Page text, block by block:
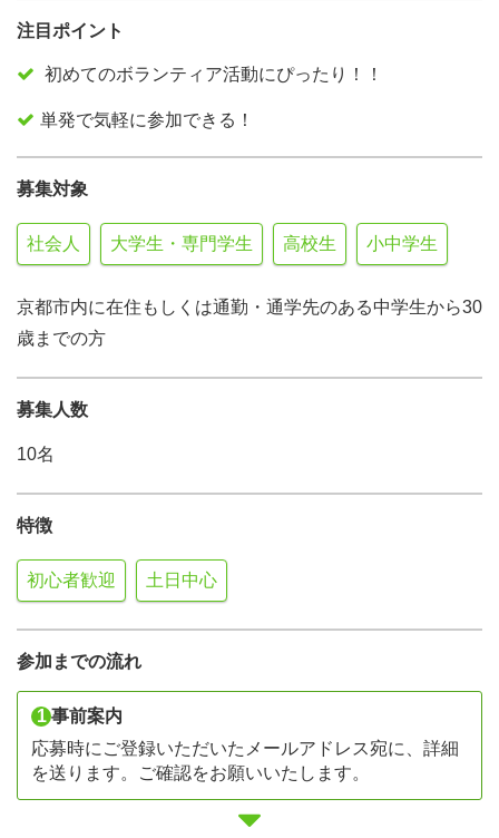
注目ポイント
初めてのボランティア活動にぴったり！！
単発で気軽に参加できる！
募集対象
社会人 大学生・専門学生 高校生 小中学生
京都市内に在住もしくは通勤・通学先のある中学生から30
歳までの方
募集人数
10名
特徴
初心者歓迎 土日中心
参加までの流れ
1 事前案内
応募時にご登録いただいたメールアドレス宛に、詳細
を送ります。ご確認をお願いいたします。